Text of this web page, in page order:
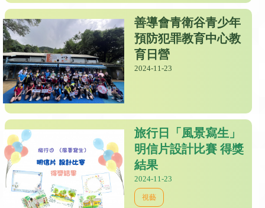
善導會青衛谷青少年
預防犯罪教育中心教
育日營
2024-11-23
旅行日「風景寫生」
明信片設計比賽 得獎
結果
2024-11-23
視藝